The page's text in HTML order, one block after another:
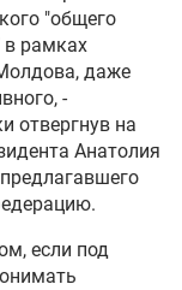
"общего
в рамках
даже
-
отвергнув на
Анатолия
если под